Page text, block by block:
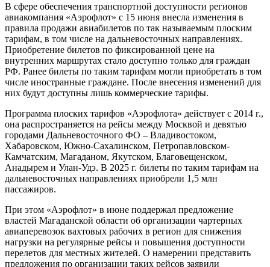
В сфере обеспечения транспортной доступности регионов
авиакомпания «Аэрофлот» с 15 июня внесла изменения в
правила продажи авиабилетов по так называемым плоским
тарифам, в том числе на дальневосточных направлениях.
Приобретение билетов по фиксированной цене на
внутренних маршрутах стало доступно только для граждан
РФ. Ранее билеты по таким тарифам могли приобретать в том
числе иностранные граждане. После внесения изменений для
них будут доступны лишь коммерческие тарифы.
Программа плоских тарифов «Аэрофлота» действует с 2014 г.,
она распространяется на рейсы между Москвой и девятью
городами Дальневосточного ФО – Владивостоком,
Хабаровском, Южно-Сахалинском, Петропавловском-
Камчатским, Магаданом, Якутском, Благовещенском,
Анадырем и Улан-Удэ. В 2025 г. билеты по таким тарифам на
дальневосточных направлениях приобрели 1,5 млн
пассажиров.
При этом «Аэрофлот» в июне поддержал предложение
властей Магаданской области об организации чартерных
авиаперевозок вахтовых рабочих в регион для снижения
нагрузки на регулярные рейсы и повышения доступности
перелетов для местных жителей. О намерении представить
предложения по организации таких рейсов заявили